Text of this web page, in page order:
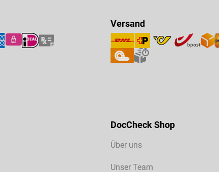
Versand
DocCheck Shop
Über uns
Unser Team